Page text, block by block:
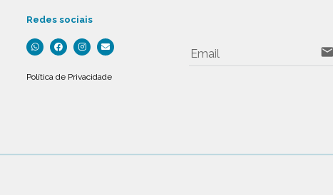
Redes sociais
Política de Privacidade
Email